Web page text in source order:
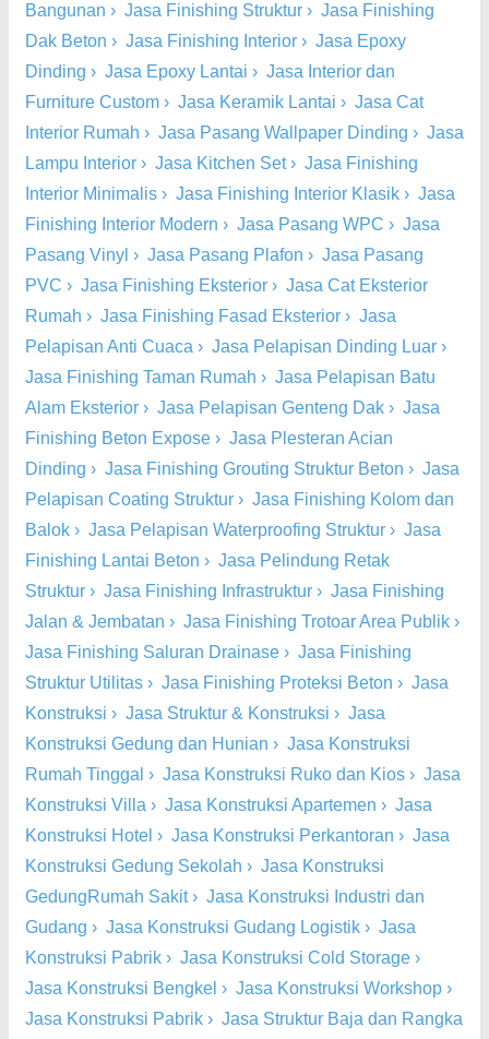
Bangunan › Jasa Finishing Struktur › Jasa Finishing
Dak Beton › Jasa Finishing Interior › Jasa Epoxy
Dinding › Jasa Epoxy Lantai › Jasa Interior dan
Furniture Custom › Jasa Keramik Lantai › Jasa Cat
Interior Rumah › Jasa Pasang Wallpaper Dinding › Jasa
Lampu Interior › Jasa Kitchen Set› Jasa Finishing
Interior Minimalis › Jasa Finishing Interior Klasik › Jasa
Finishing Interior Modern › Jasa Pasang WPC › Jasa
Pasang Vinyl › Jasa Pasang Plafon › Jasa Pasang
PVC › Jasa Finishing Eksterior › Jasa Cat Eksterior
Rumah › Jasa Finishing Fasad Eksterior › Jasa
Pelapisan Anti Cuaca › Jasa Pelapisan Dinding Luar ›
Jasa Finishing Taman Rumah › Jasa Pelapisan Batu
Alam Eksterior › Jasa Pelapisan Genteng Dak › Jasa
Finishing Beton Expose › Jasa Plesteran Acian
Dinding › Jasa Finishing Grouting Struktur Beton › Jasa
Pelapisan Coating Struktur › Jasa Finishing Kolom dan
Balok › Jasa Pelapisan Waterproofing Struktur › Jasa
Finishing Lantai Beton › Jasa Pelindung Retak
Struktur › Jasa Finishing Infrastruktur › Jasa Finishing
Jalan & Jembatan › Jasa Finishing Trotoar Area Publik ›
Jasa Finishing Saluran Drainase › Jasa Finishing
Struktur Utilitas › Jasa Finishing Proteksi Beton › Jasa
Konstruksi › Jasa Struktur & Konstruksi › Jasa
Konstruksi Gedung dan Hunian › Jasa Konstruksi
Rumah Tinggal › Jasa Konstruksi Ruko dan Kios › Jasa
Konstruksi Villa › Jasa Konstruksi Apartemen › Jasa
Konstruksi Hotel › Jasa Konstruksi Perkantoran › Jasa
Konstruksi Gedung Sekolah › Jasa Konstruksi
GedungRumah Sakit› Jasa Konstruksi Industri dan
Gudang › Jasa Konstruksi Gudang Logistik › Jasa
Konstruksi Pabrik › Jasa Konstruksi Cold Storage ›
Jasa Konstruksi Bengkel › Jasa Konstruksi Workshop ›
Jasa Konstruksi Pabrik › Jasa Struktur Baja dan Rangka